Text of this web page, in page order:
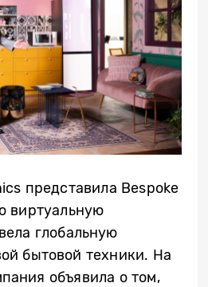
представила Bespoke
виртуальную
глобальную
бытовой техники. На
объявила о том,